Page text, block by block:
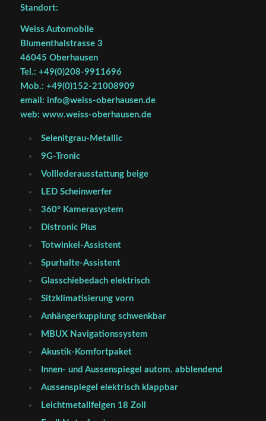
Standort:
Weiss Automobile
Blumenthalstrasse 3
46045 Oberhausen
Tel.: +49(0)208-9911696
Mob.: +49(0)152-21008909
email: info@weiss-oberhausen.de
web: www.weiss-oberhausen.de
Selenitgrau-Metallic
9G-Tronic
Volllederausstattung beige
LED Scheinwerfer
360° Kamerasystem
Distronic Plus
Totwinkel-Assistent
Spurhalte-Assistent
Glasschiebedach elektrisch
Sitzklimatisierung vorn
Anhängerkupplung schwenkbar
MBUX Navigationssystem
Akustik-Komfortpaket
Innen- und Aussenspiegel autom. abblendend
Aussenspiegel elektrisch klappbar
Leichtmetallfelgen 18 Zoll